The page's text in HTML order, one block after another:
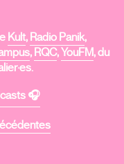
Kult, Radio Panik,
, RQC,YouFM, du
🎧